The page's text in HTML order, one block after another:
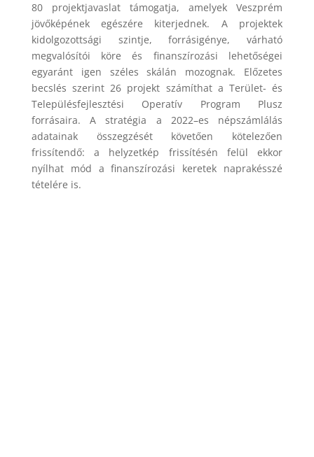
80 projektjavaslat támogatja, amelyek Veszprém
jövőképének egészére kiterjednek. A projektek
kidolgozottsági szintje, forrásigénye, várható
megvalósítói köre és finanszírozási lehetőségei
egyaránt igen széles skálán mozognak. Előzetes
becslés szerint 26 projekt számíthat a Terület- és
Településfejlesztési Operatív Program Plusz
forrásaira. Astratégia a 2022–es népszámlálás
adatainak
összegzését követően kötelezően
frissítendő: a helyzetkép frissítésén felül ekkor
nyílhat mód a finanszírozási keretek naprakésszé
tételére is.